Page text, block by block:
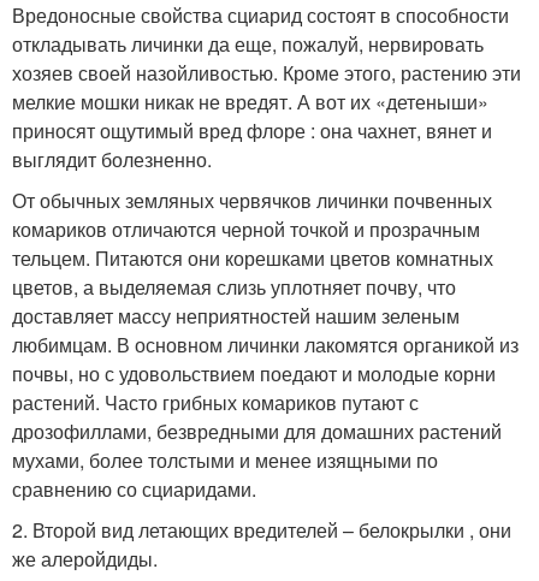
Вредоносные свойства сциарид состоят в способности
откладывать личинки да еще, пожалуй, нервировать
хозяев своей назойливостью. Кроме этого, растению эти
мелкие мошки никак не вредят. А вот их «детеныши»
приносят ощутимый вред флоре : она чахнет, вянет и
выглядит болезненно.
От обычных земляных червячков личинки почвенных
комариков отличаются черной точкой и прозрачным
тельцем. Питаются они корешками цветов комнатных
цветов, а выделяемая слизь уплотняет почву, что
доставляет массу неприятностей нашим зеленым
любимцам. В основном личинки лакомятся органикой из
почвы, но с удовольствием поедают и молодые корни
растений. Часто грибных комариков путают с
дрозофиллами, безвредными для домашних растений
мухами, более толстыми и менее изящными по
сравнению со сциаридами.
2. Второй вид летающих вредителей – белокрылки , они
же алеройдиды.